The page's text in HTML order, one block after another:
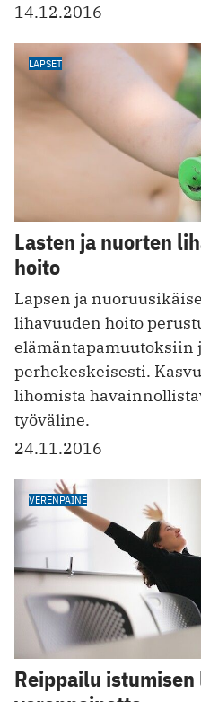
14.12.2016
LAPSET
Lasten ja nuorten
hoito
Lapsen ja
lihavuuden hoito
elämäntapamuutoksiin
perhekeskeisesti.
lihomista
työväline.
24.11.2016
VERENPAINE
Reippailu